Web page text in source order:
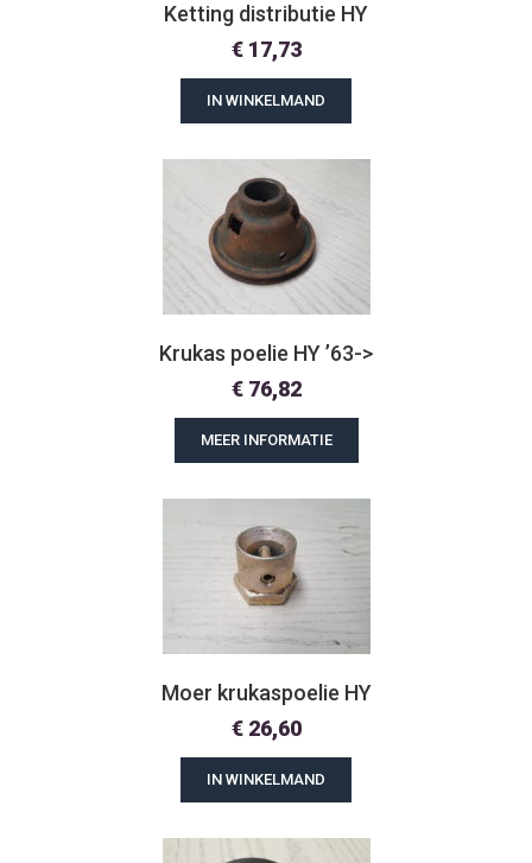
Ketting distributie HY
€17,73
IN WINKELMAND
Krukas poelie HY ’63->
€76,82
MEER INFORMATIE
Moer krukaspoelie HY
€26,60
IN WINKELMAND